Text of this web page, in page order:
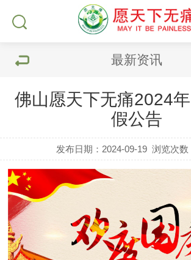
最新资讯
佛山愿天下无痛2024
假公告
发布日期：2024-09-19 浏览次数